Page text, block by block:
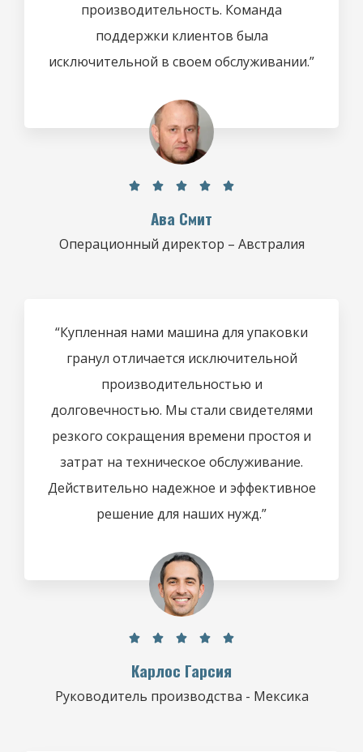
производительность. Команда
поддержки клиентов была
исключительной в своем обслуживании.”
    
Ава Смит
Операционный директор – Австралия
“Купленная нами машина для упаковки
гранул отличается исключительной
производительностью и
долговечностью. Мы стали свидетелями
резкого сокращения времени простоя и
затрат на техническое обслуживание.
Действительно надежное и эффективное
решение для наших нужд.”
    
Карлос Гарсия
Руководитель производства - Мексика